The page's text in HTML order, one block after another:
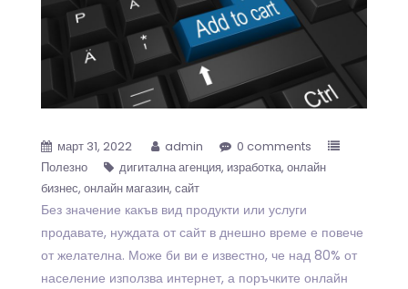
март 31, 2022 admin
0 comments
Полезно
дигитална агенция изработка онлайн
бизнес онлайн магазин сайт
Без значение какъв вид продукти или услуги
продавате, нуждата от сайт в днешно време е повече
от желателна. Може би ви е известно, че над 80% от
население използва интернет, а поръчките онлайн